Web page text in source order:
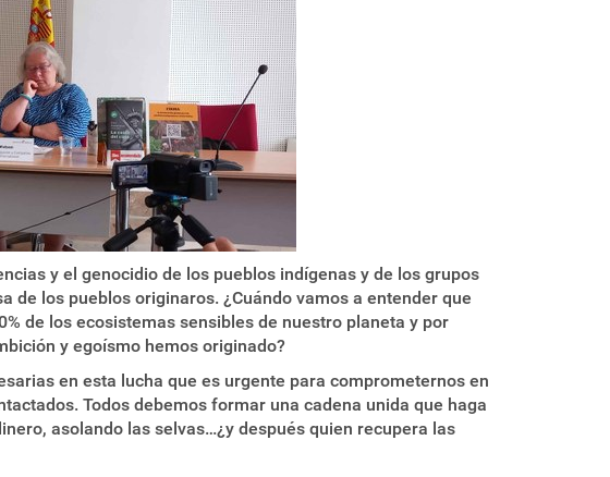
y el genocidio de los pueblos indígenas y de los grupos
de los pueblos originaros. ¿Cuándo vamos a entender que
de los ecosistemas sensibles de nuestro planeta y por
y egoísmo hemos originado?
en esta lucha que es urgente para comprometernos en
Todos debemos formar una cadena unida que haga
asolando las selvas…¿y después quien recupera las